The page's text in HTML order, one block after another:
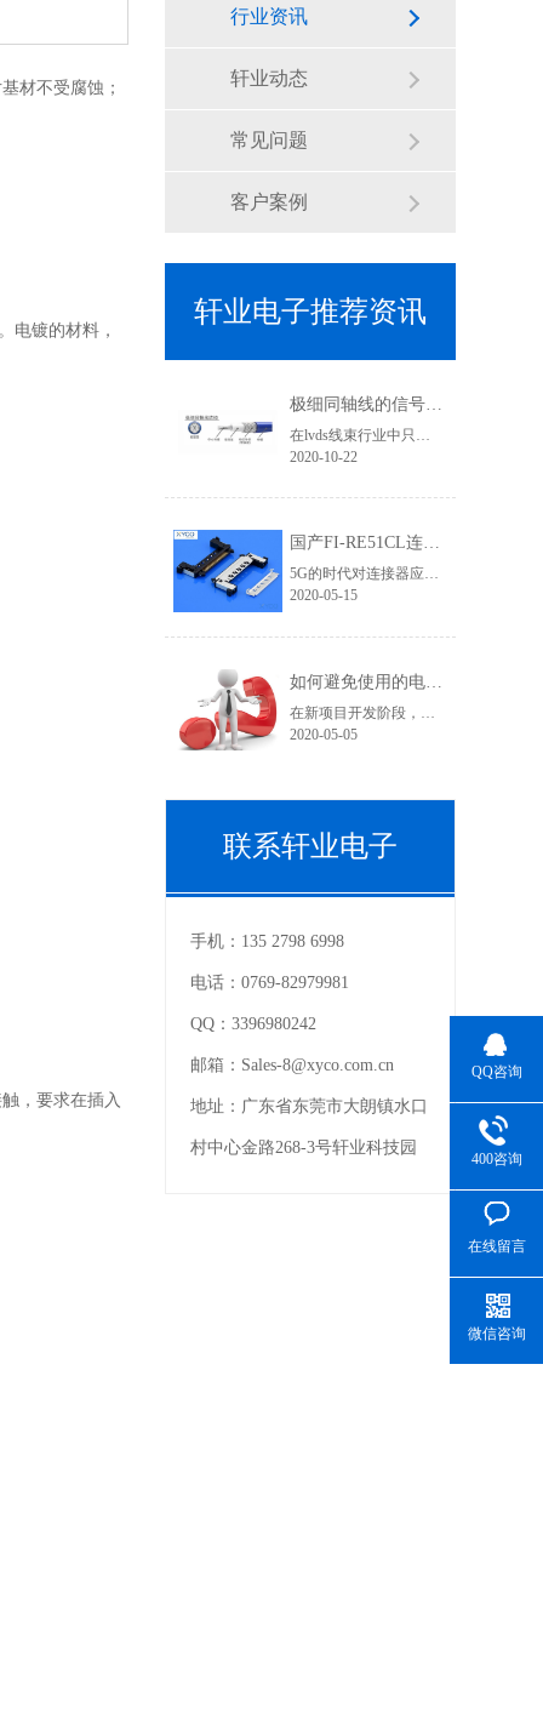
材不受腐蚀；
电镀的材料，
，要求在插入
行业资讯
轩业动态
常见问题
客户案例
轩业电子推荐资讯
极细同轴线的信号传输优势有哪些？为何要使用焊接式连接器
在lvds线束行业中只要涉及到高清信号传输、屏蔽效果要求高的线束基本上都会用到极细同轴线，其利用HotBar设备进行焊接加工，两端的接头基本就是焊接式连接器类型了,那使用极细同轴线的优势有哪些？
2020-10-22
国产FI-RE51CL连接器为5G高清信号提供应用支持 「轩业」
5G的时代对连接器应用要求更加严苛，无论是在高清信号、传输速率、屏蔽要求等层次都需要更加专业，优良的品质才能有完美的视觉体验和产品竞争力。在液晶屏线领域，相信对此款lvd连接器一定不陌生，它就是FI-RE连接器系列。它有三个规格：穿端子款、FFC款、焊接款。在4K/8K高清领域对信号干扰、屏蔽效果的要求不仅体现......
2020-05-15
如何避免使用的电子连接器型号在采购和货期上不受影响？
在新项目开发阶段，很多采购人员在工作中可能都会遇到这样一个问题，工程师罗列出来的产品型号在索样上都困难重重，直到小批量试产时不是没有现货就是货期长。看到这里您可能在想曾经自己也经历过或正在经历之中，为什么会出现这种情况呢？随着电子产品结构的变化，电子连接器的更替也是比较快的。连接器在销售过程中......
2020-05-05
联系轩业电子
手机： 135 2798 6998
电话： 0769-82979981
QQ： 3396980242
邮箱： Sales-8@xyco.com.cn
地址： 广东省东莞市大朗镇水口
村中心金路268-3号轩业科技园
QQ咨询
400咨询
在线留言
微信咨询